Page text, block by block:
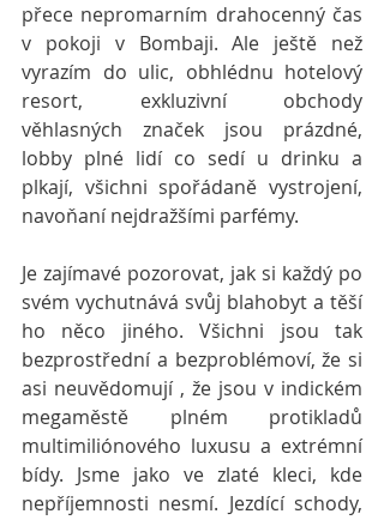
přece nepromarním drahocenný čas
v pokoji v Bombaji. Ale ještě než
vyrazím do ulic, obhlédnu hotelový
resort, exkluzivní obchody
věhlasných značek jsou prázdné,
lobby plné lidí co sedí u drinku a
plkají, všichni spořádaně vystrojení,
navoňaní nejdražšími parfémy.
Je zajímavé pozorovat, jak si každý po
svém vychutnává svůj blahobyt a těší
ho něco jiného. Všichni jsou tak
bezprostřední a bezproblémoví, že si
asi neuvědomují , že jsou v indickém
megaměstě plném protikladů
multimiliónového luxusu a extrémní
bídy. Jsme jako ve zlaté kleci, kde
nepříjemnosti nesmí. Jezdící schody,